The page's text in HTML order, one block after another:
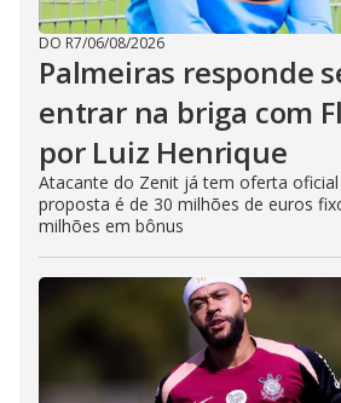
DO R7/06/08/2026
Palmeiras responde
entrar na briga com
por Luiz Henrique
Atacante do Zenit já tem oferta
proposta é de 30 milhões de euros
milhões em bônus